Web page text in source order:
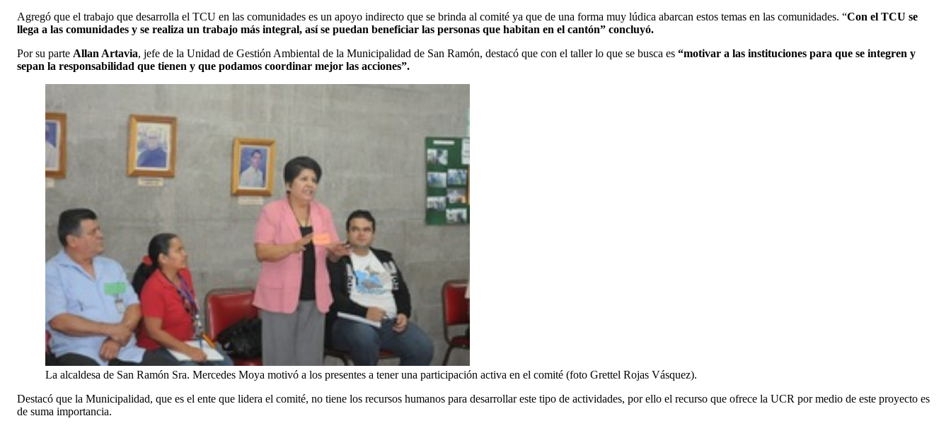
Agregó que el trabajo que desarrolla el TCU en las comunidades es un apoyo indirecto que se brinda al comité ya que de una forma muy lúdica abarcan estos temas en las comunidades. “Con el TCU se
llega a las comunidades y se realiza un trabajo más integral, así se puedan beneficiar las personas que habitan en el cantón” concluyó.
Por su parte Allan Artavia, jefe de la Unidad de Gestión Ambiental de la Municipalidad de San Ramón, destacó que con el taller lo que se busca es “motivar a las instituciones para que se integren y
sepan la responsabilidad que tienen y que podamos coordinar mejor las acciones”.
La alcaldesa de San Ramón Sra. Mercedes Moya motivó a los presentes a tener una participación activa en el comité (foto Grettel Rojas Vásquez).
Destacó que la Municipalidad, que es el ente que lidera el comité, no tiene los recursos humanos para desarrollar este tipo de actividades, por ello el recurso que ofrece la UCR por medio de este proyecto es
de suma importancia.